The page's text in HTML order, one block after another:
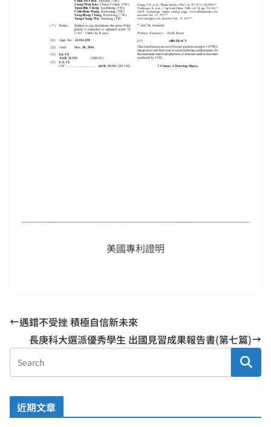
美國專利證明
遇錯不受挫 積極自信新未來
長庚科大選派優秀學生 出國見習成果報告書(第七篇)
近期文章